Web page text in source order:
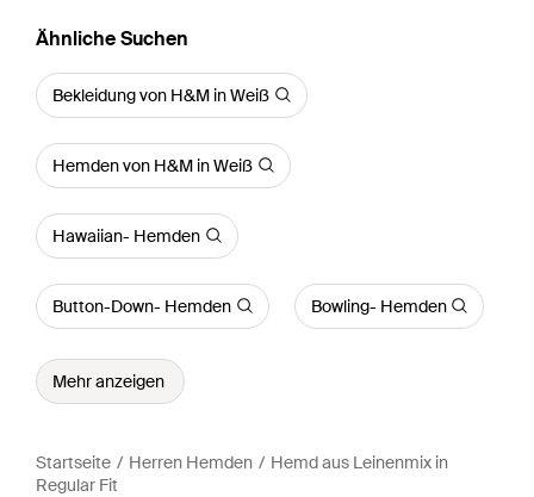
Ähnliche Suchen
Bekleidung von H&M in Weiß
Hemden von H&M in Weiß
Hawaiian- Hemden
Button-Down- Hemden Bowling- Hemden
Mehr anzeigen
Startseite Herren Hemden
Hemd aus Leinenmix in
Regular Fit